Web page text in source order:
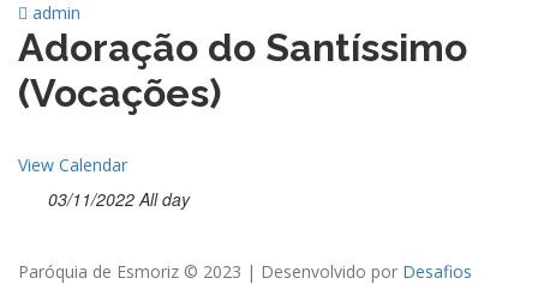
admin
Adoração do Santíssimo
(Vocações)
View Calendar
03/11/2022 All day
Paróquia de Esmoriz © 2023 | Desenvolvido por Desafios